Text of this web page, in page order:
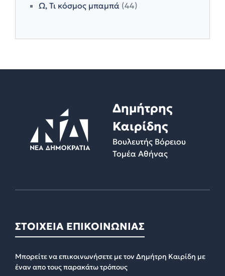
Ω, Τι κόσμος μπαμπά (44)
Δημήτρης
Καιρίδης
Βουλευτής Βόρειου
Τομέα Αθήνας
ΣΤΟΙΧΕΙΑ ΕΠΙΚΟΙΝΩΝΙΑΣ
Μπορείτε να επικοινωνήσετε με τον Δημήτρη Καιρίδη με
έναν απο τους παρακάτω τρόπους